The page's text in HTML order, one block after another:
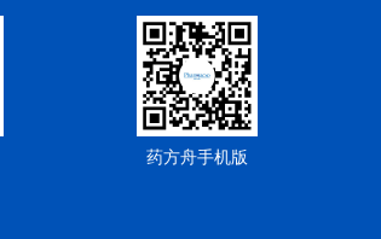
药方舟手机版